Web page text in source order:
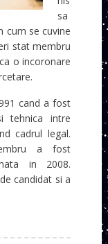
sa
cum se cuvine
stat membru
o incoronare
cand a fost
tehnica intre
cadrul legal.
a fost
in 2008.
candidat si a